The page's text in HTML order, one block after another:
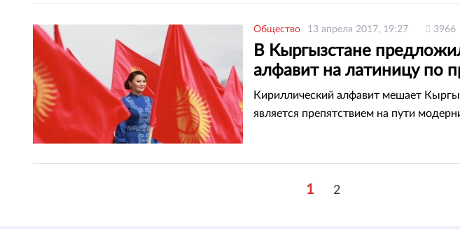
вариант нового алфавита на латинице.
Общество 13 апреля 2017, 19:27 3966
В Кыргызстане
алфавит на латиницу по
Казахстана
Кириллический алфавит мешает
является препятствием на пути
1 2